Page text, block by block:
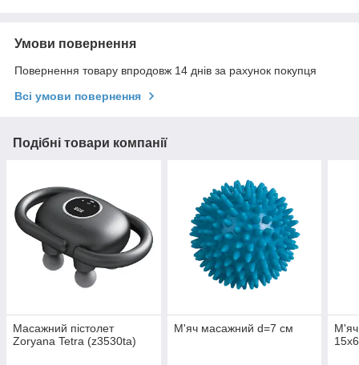
Умови повернення
Повернення товару впродовж 14 днів за рахунок покупця
Всі умови повернення
Подібні товари компанії
Масажний пістолет
Zoryana Tetra (z3530ta)
М'яч масажний d=7 см